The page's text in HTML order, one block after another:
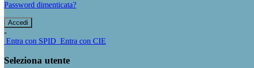
Password dimenticata?
-
Entra con SPID Entra con CIE
Seleziona utente